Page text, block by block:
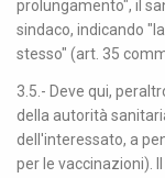
prolungamento", il
sindaco, indicando
stesso" (art. 35
3.5.- Deve qui,
della autorità
dell'interessato, a
per le vaccinazioni).